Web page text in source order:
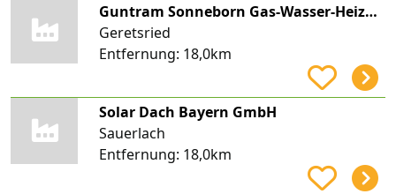
Guntram Sonneborn Gas-Wasser-Heizung
Geretsried
Entfernung: 18,0km
Solar Dach Bayern GmbH
Sauerlach
Entfernung: 18,0km